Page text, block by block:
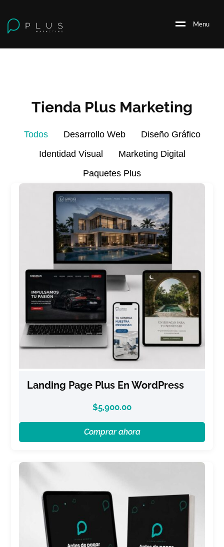
Menu
Tienda Plus Marketing
Desarrollo Web
Diseño Gráfico
Identidad Visual
Marketing Digital
Paquetes Plus
Todos
Landing Page Plus En WordPress
$5,900.00
Comprar ahora